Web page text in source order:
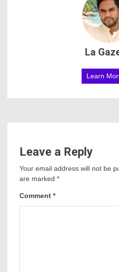
La
Learn
Leave a Reply
Your email address will not be
are marked *
Comment *